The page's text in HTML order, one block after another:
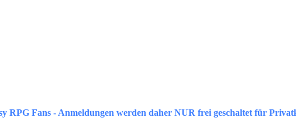
RPG Fans - Anmeldungen werden daher NUR frei geschaltet für